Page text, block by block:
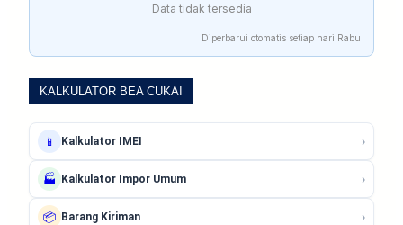
Data tidak tersedia
Diperbarui otomatis setiap hari Rabu
KALKULATOR BEA CUKAI
📱 Kalkulator IMEI ›
🏭 Kalkulator Impor Umum ›
📦 Barang Kiriman ›